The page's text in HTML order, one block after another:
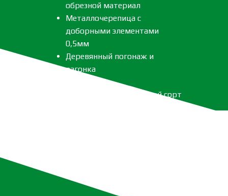
обрезной материал
Металлочерепица с
доборными элементами
0,5мм
Деревянный погонаж и
вагонка
Леса 40*150*6000 второй сорт